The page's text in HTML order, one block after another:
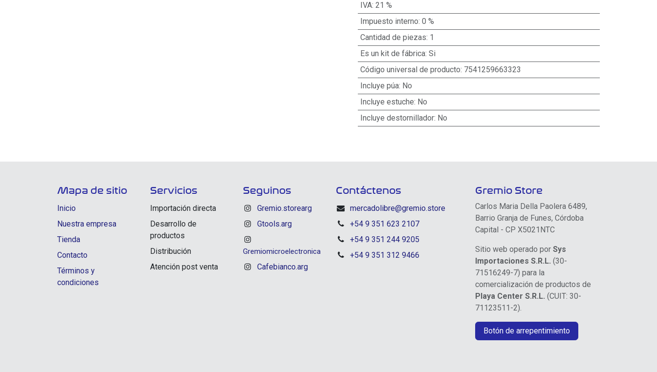
IVA: 21 %
Impuesto interno: 0 %
Cantidad de piezas: 1
Es un kit de fábrica: Si
Código universal de producto: 7541259663323
Incluye púa: No
Incluye estuche: No
Incluye destornillador: No
Mapa de sitio
Inicio
Nuestra empresa
Tienda
Contacto
Términos y
condiciones
Servicios
Importación directa
Desarrollo de
productos
Distribución
Atención post venta
Seguinos
Gremio.storearg
Gtools.arg
Gremiomicroelectronica
Cafebianco.arg
Contáctenos
mercadolibre@gremio.store
+54 9 351 623 2107
+54 9 351 244 9205
+54 9 351 312 9466
Gremio Store
Carlos Maria Della Paolera 6489,
Barrio Granja de Funes, Córdoba
Capital - CP X5021NTC
Sitio web operado por Sys
Importaciones S.R.L. (30-
71516249-7) para la
comercialización de productos de
Playa Center S.R.L. (CUIT: 30-
71123511-2).
Botón de arrepentimiento